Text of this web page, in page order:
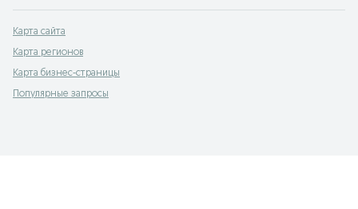
Карта сайта
Карта регионов
Карта бизнес-страницы
Популярные запросы